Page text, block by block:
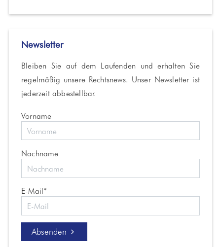
Newsletter
Bleiben Sie auf dem Laufenden und erhalten Sie
regelmäßig unsere Rechtsnews. Unser Newsletter ist
jederzeit abbestellbar.
Vorname
Nachname
E-Mail*
Absenden